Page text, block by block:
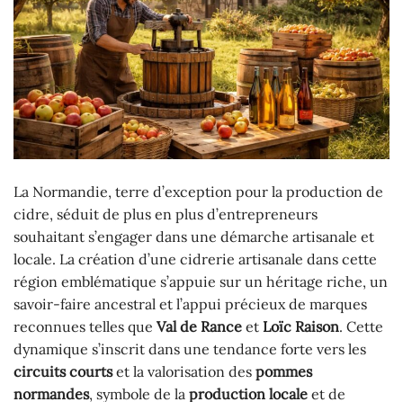
La Normandie, terre d’exception pour la production de
cidre, séduit de plus en plus d’entrepreneurs
souhaitant s’engager dans une démarche artisanale et
locale. La création d’une cidrerie artisanale dans cette
région emblématique s’appuie sur un héritage riche, un
savoir-faire ancestral et l’appui précieux de marques
reconnues telles que Val de Rance et Loïc Raison. Cette
dynamique s’inscrit dans une tendance forte vers les
circuits courtset la valorisation des pommes
normandes, symbole de la production locale et de